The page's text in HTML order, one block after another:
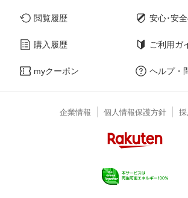
閲覧履歴
購入履歴
myクーポン
安心･安
ご利用ガ
ヘルプ・
企業情報 個人情報保護方針